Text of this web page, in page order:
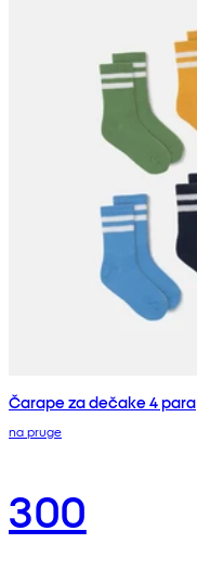
Čarape za dečake 4 para
na pruge
300